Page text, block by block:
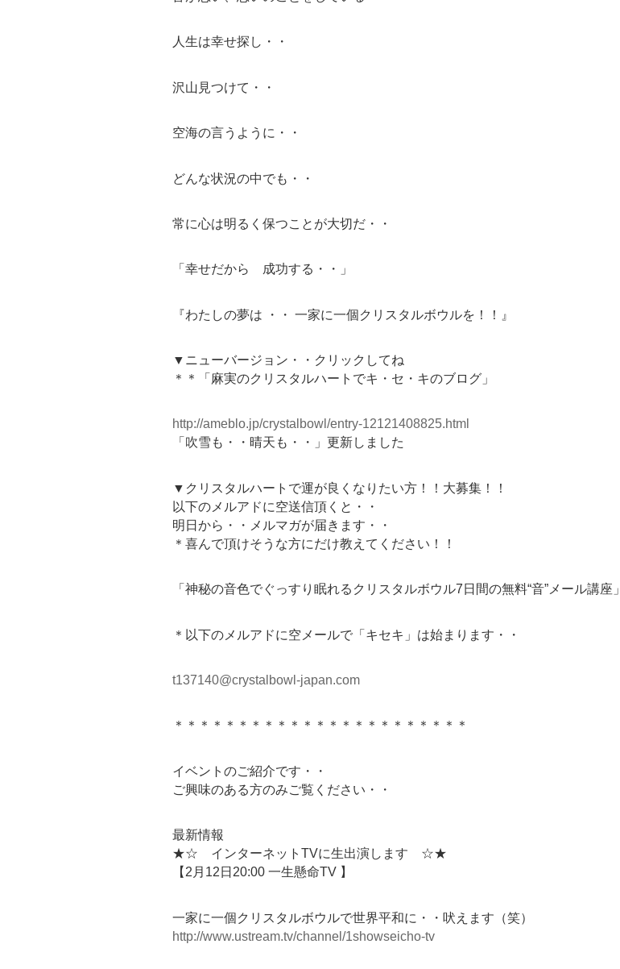
人生は幸せ探し・・
沢山見つけて・・
空海の言うように・・
どんな状況の中でも・・
常に心は明るく保つことが大切だ・・
「幸せだから 成功する・・」
『わたしの夢は ・・ 一家に一個クリスタルボウルを！！』
▼ニューバージョン・・クリックしてね
＊＊「麻実のクリスタルハートでキ・セ・キのブログ」
http://ameblo.jp/crystalbowl/entry-12121408825.html
「吹雪も・・晴天も・・」更新しました
▼クリスタルハートで運が良くなりたい方！！大募集！！
以下のメルアドに空送信頂くと・・
明日から・・メルマガが届きます・・
＊喜んで頂けそうな方にだけ教えてください！！
「神秘の音色でぐっすり眠れるクリスタルボウル7日間の無料“音”メール講座」
＊以下のメルアドに空メールで「キセキ」は始まります・・
t137140@crystalbowl-japan.com
＊＊＊＊＊＊＊＊＊＊＊＊＊＊＊＊＊＊＊＊＊＊＊
イベントのご紹介です・・
ご興味のある方のみご覧ください・・
最新情報
★☆ インターネットTVに生出演します ☆★
【2月12日20:00 一生懸命TV 】
一家に一個クリスタルボウルで世界平和に・・吠えます（笑）
http://www.ustream.tv/channel/1showseicho-tv